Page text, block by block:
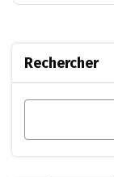
Rechercher